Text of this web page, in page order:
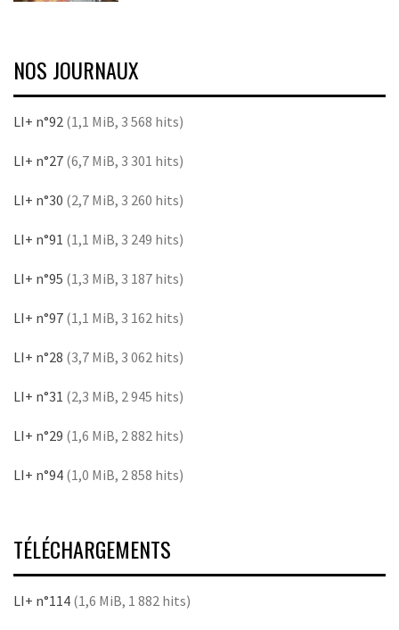
NOS JOURNAUX
LI+ n°92 (1,1 MiB, 3 568 hits)
LI+ n°27 (6,7 MiB, 3 301 hits)
LI+ n°30 (2,7 MiB, 3 260 hits)
LI+ n°91 (1,1 MiB, 3 249 hits)
LI+ n°95 (1,3 MiB, 3 187 hits)
LI+ n°97 (1,1 MiB, 3 162 hits)
LI+ n°28 (3,7 MiB, 3 062 hits)
LI+ n°31 (2,3 MiB, 2 945 hits)
LI+ n°29 (1,6 MiB, 2 882 hits)
LI+ n°94 (1,0 MiB, 2 858 hits)
TÉLÉCHARGEMENTS
LI+ n°114 (1,6 MiB, 1 882 hits)